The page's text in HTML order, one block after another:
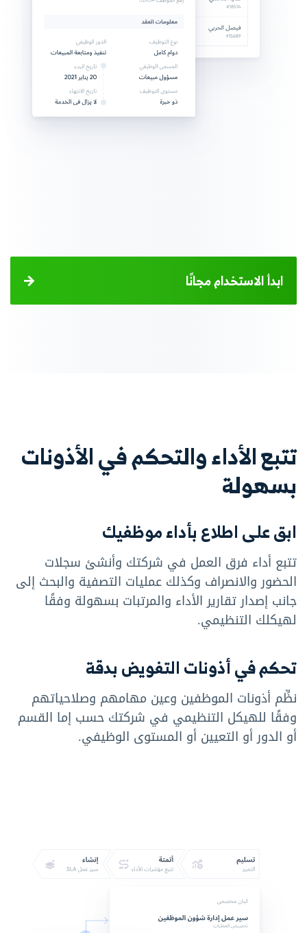
ابدأ الاستخدام مجانًا
تتبع الأداء والتحكم في الأذونات
بسهولة
ابق على اطلاع بأداء موظفيك
تتبع أداء فرق العمل في شركتك وأنشئ سجلات
الحضور والانصراف وكذلك عمليات التصفية والبحث إلى
جانب إصدار تقارير الأداء والمرتبات بسهولة وفقًا
لهيكلك التنظيمي.
تحكم في أذونات التفويض بدقة
نظِّم أذونات الموظفين وعين مهامهم وصلاحياتهم
وفقًا للهيكل التنظيمي في شركتك حسب إما القسم
أو الدور أو التعيين أو المستوى الوظيفي.